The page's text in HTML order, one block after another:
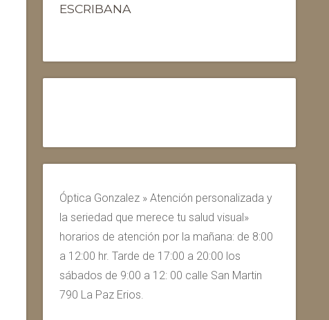
ESCRIBANA
Óptica Gonzalez » Atención personalizada y
la seriedad que merece tu salud visual»
horarios de atención por la mañana: de 8:00
a 12:00 hr. Tarde de 17:00 a 20:00 los
sábados de 9:00 a 12: 00 calle San Martin
790 La Paz Erios.